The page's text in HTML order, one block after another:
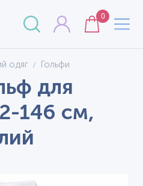
0
одяг Гольфи
для
146 см,